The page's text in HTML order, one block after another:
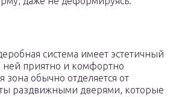
система имеет эстетичный
ней приятно и комфортно
зона обычно отделяется от
раздвижными дверями, которые